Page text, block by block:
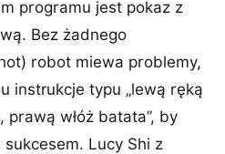
programu jest pokaz z
Bez żadnego
robot miewa problemy,
instrukcje typu „lewą ręką
prawą włóż batata”, by
sukcesem. Lucy Shi z